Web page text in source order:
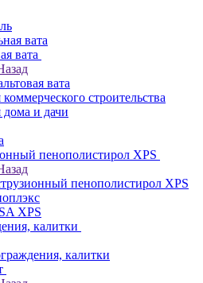
вата
вата
вата
строительства
дома и дачи
пенополистирол XPS
пенополистирол XPS
XPS
калитки
калитки